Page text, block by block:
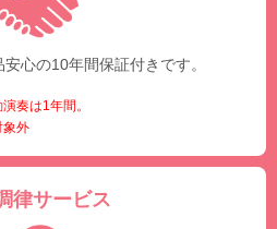
心の10年間保証付きです。
奏は1年間。
象外
律サービス